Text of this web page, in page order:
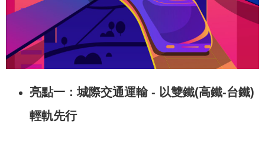
亮點一：城際交通運輸 - 以雙鐵(高鐵-台鐵)
輕軌先行